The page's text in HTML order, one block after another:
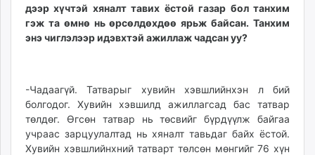
assa.mn
toim.mn
дээр хүчтэй хяналт тавих ёстой газар бол танхим
гэж та өмнө нь өрсөлдөхдөө ярьж байсан. Танхим
энэ чиглэлээр идэвхтэй ажиллаж чадсан уу?
-Чадаагүй. Татварыг хувийн хэвшлийнхэн л бий
болгодог. Хувийн хэвшилд ажиллагсад бас татвар
төлдөг. Өгсөн татвар нь төсвийг бүрдүүлж байгаа
учраас зарцуулалтад нь хяналт тавьдаг байх ёстой.
Хувийн хэвшлийнхний татварт төлсөн мөнгийг 76 хүн